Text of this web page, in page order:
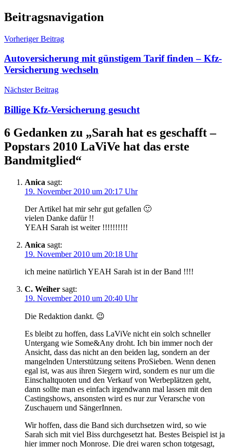
Beitragsnavigation
Vorheriger Beitrag
Autoversicherung mit günstigem Tarif finden – Kfz-
Versicherung wechseln
Nächster Beitrag
Billige Kfz-Versicherung gesucht
6 Gedanken zu „Sarah hat es geschafft –
Popstars 2010 LaViVe hat das erste
Bandmitglied“
Anica sagt:
19. November 2010 um 20:17 Uhr
Der Artikel hat mir sehr gut gefallen 🙂
vielen Danke dafür !!
YEAH Sarah ist weiter !!!!!!!!!!
Anica sagt:
19. November 2010 um 20:18 Uhr
ich meine natürlich YEAH Sarah ist in der Band !!!!
C. Weiher sagt:
19. November 2010 um 20:40 Uhr
Die Redaktion dankt. 😉
Es bleibt zu hoffen, dass LaViVe nicht ein solch schneller
Untergang wie Some&Any droht. Ich bin immer noch der
Ansicht, dass das nicht an den beiden lag, sondern an der
mangelnden Unterstützung seitens ProSieben. Wenn denen
egal ist, was aus ihren Siegern wird, sondern es nur um die
Einschaltquoten und den Verkauf von Werbeplätzen geht,
dann sollte man es einfach irgendwann mal lassen mit den
Castingshows, ansonsten wird es nur zur Verarsche von
Zuschauern und SängerInnen.
Wir hoffen, dass die Band sich durchsetzen wird, so wie
Sarah sich mit viel Biss durchgesetzt hat. Bestes Beispiel ist ja
hier immer noch Monrose. Die drei waren schon totgesagt,